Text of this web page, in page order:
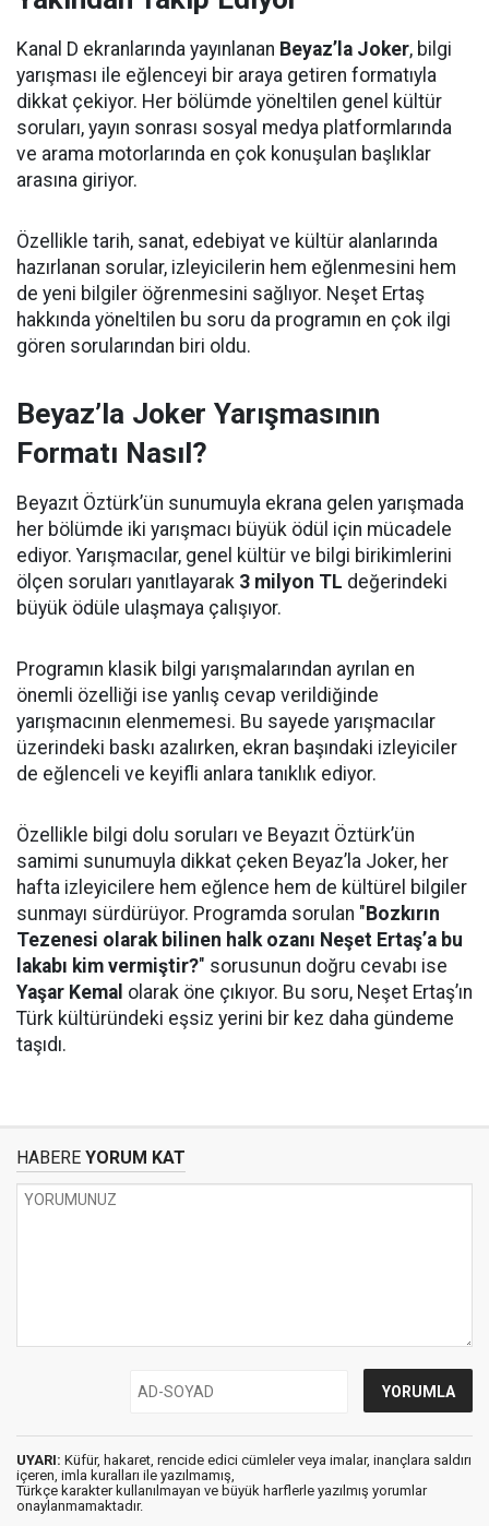
Kanal D ekranlarında yayınlanan Beyaz’la Joker, bilgi
yarışması ile eğlenceyi bir araya getiren formatıyla
dikkat çekiyor. Her bölümde yöneltilen genel kültür
soruları, yayın sonrası sosyal medya platformlarında
ve arama motorlarında en çok konuşulan başlıklar
arasına giriyor.
Özellikle tarih, sanat, edebiyat ve kültür alanlarında
hazırlanan sorular, izleyicilerin hem eğlenmesini hem
de yeni bilgiler öğrenmesini sağlıyor. Neşet Ertaş
hakkında yöneltilen bu soru da programın en çok ilgi
gören sorularından biri oldu.
Beyaz’la Joker Yarışmasının
Formatı Nasıl?
Beyazıt Öztürk’ün sunumuyla ekrana gelen yarışmada
her bölümde iki yarışmacı büyük ödül için mücadele
ediyor. Yarışmacılar, genel kültür ve bilgi birikimlerini
ölçen soruları yanıtlayarak 3 milyon TL değerindeki
büyük ödüle ulaşmaya çalışıyor.
Programın klasik bilgi yarışmalarından ayrılan en
önemli özelliği ise yanlış cevap verildiğinde
yarışmacının elenmemesi. Bu sayede yarışmacılar
üzerindeki baskı azalırken, ekran başındaki izleyiciler
de eğlenceli ve keyifli anlara tanıklık ediyor.
Özellikle bilgi dolu soruları ve Beyazıt Öztürk’ün
samimi sunumuyla dikkat çeken Beyaz’la Joker, her
hafta izleyicilere hem eğlence hem de kültürel bilgiler
sunmayı sürdürüyor. Programda sorulan " Bozkırın
Tezenesi olarak bilinen halk ozanı Neşet Ertaş’a bu
lakabı kim vermiştir?" sorusunun doğru cevabı ise
Yaşar Kemal olarak öne çıkıyor. Bu soru, Neşet Ertaş’ın
Türk kültüründeki eşsiz yerini bir kez daha gündeme
taşıdı.
HABERE YORUM KAT
UYARI: Küfür, hakaret, rencide edici cümleler veya imalar, inançlara saldırı
içeren, imla kuralları ile yazılmamış,
Türkçe karakter kullanılmayan ve büyük harflerle yazılmış yorumlar
onaylanmamaktadır.